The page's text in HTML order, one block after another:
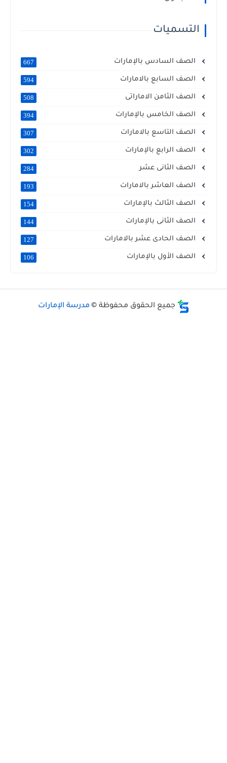
التسميات
الصف السادس بالإمارات
الصف السابع بالامارات
الصف الثامن الاماراتى
الصف الخامس بالإمارات
الصف التاسع بالامارات
الصف الرابع بالإمارات
الصف الثانى عشر
الصف العاشر بالامارات
الصف الثالث بالإمارات
الصف الثانى بالإمارات
الصف الحادى عشر بالامارات
الصف الأول بالإمارات
جميع الحقوق محفوظة ©مدرسة الإمارات